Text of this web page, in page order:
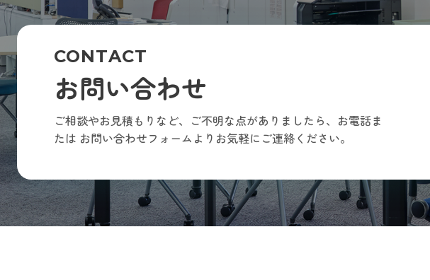
CONTACT
お問い合わせ
ご相談やお見積もりなど、ご不明な点がありましたら、お電話ま
たは お問い合わせフォームよりお気軽にご連絡ください。